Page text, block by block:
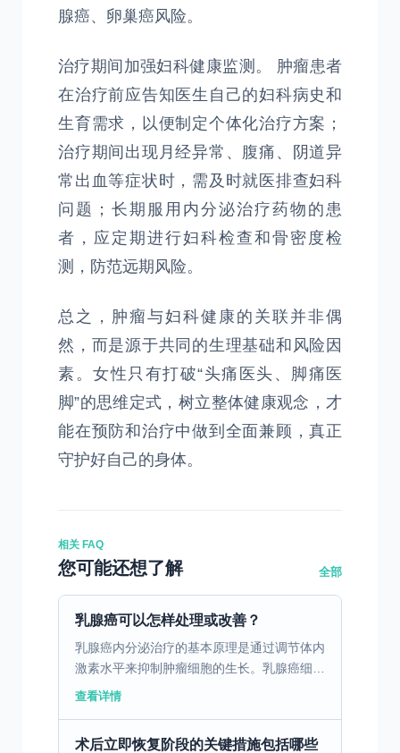
腺癌、卵巢癌风险。
治疗期间加强妇科健康监测。 肿瘤患者
在治疗前应告知医生自己的妇科病史和
生育需求，以便制定个体化治疗方案；
治疗期间出现月经异常、腹痛、阴道异
常出血等症状时，需及时就医排查妇科
问题；长期服用内分泌治疗药物的患
者，应定期进行妇科检查和骨密度检
测，防范远期风险。
总之，肿瘤与妇科健康的关联并非偶
然，而是源于共同的生理基础和风险因
素。女性只有打破“头痛医头、脚痛医
脚”的思维定式，树立整体健康观念，才
能在预防和治疗中做到全面兼顾，真正
守护好自己的身体。
相关 FAQ
您可能还想了解 全部
乳腺癌可以怎样处理或改善？
乳腺癌内分泌治疗的基本原理是通过调节体内
激素水平来抑制肿瘤细胞的生长。乳腺癌细胞
表面常有激素受体，如雌激素受体（ER）和
查看详情
术后立即恢复阶段的关键措施包括哪些